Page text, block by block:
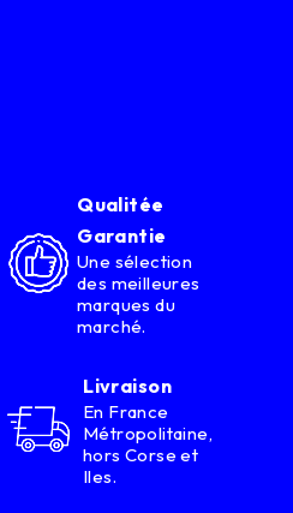
Qualitée
Garantie
Une sélection
des meilleures
marques du
marché.
Livraison
En France
Métropolitaine,
hors Corse et
Iles.